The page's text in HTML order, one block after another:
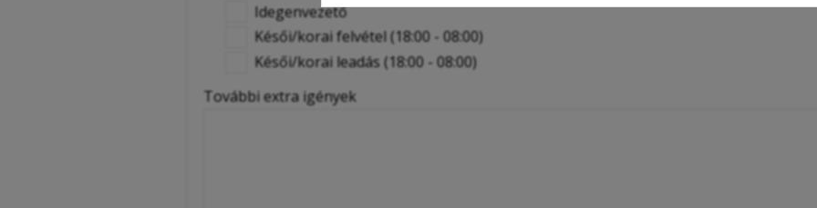
Idegenvezető
Késői/korai felvétel (18:00 - 08:00)
Késői/korai leadás (18:00 - 08:00)
További extra igények